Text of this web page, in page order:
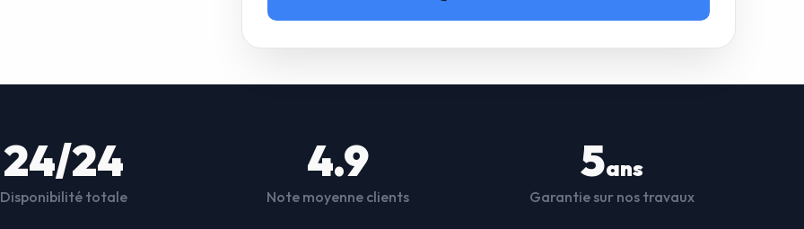
24/24
Disponibilité totale
4.9
Note moyenne clients
5ans
Garantie sur nos travaux